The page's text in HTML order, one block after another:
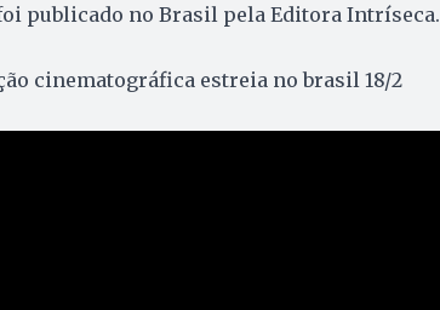
publicado no Brasil pela Editora Intríseca.
cinematográfica estreia no brasil 18/2